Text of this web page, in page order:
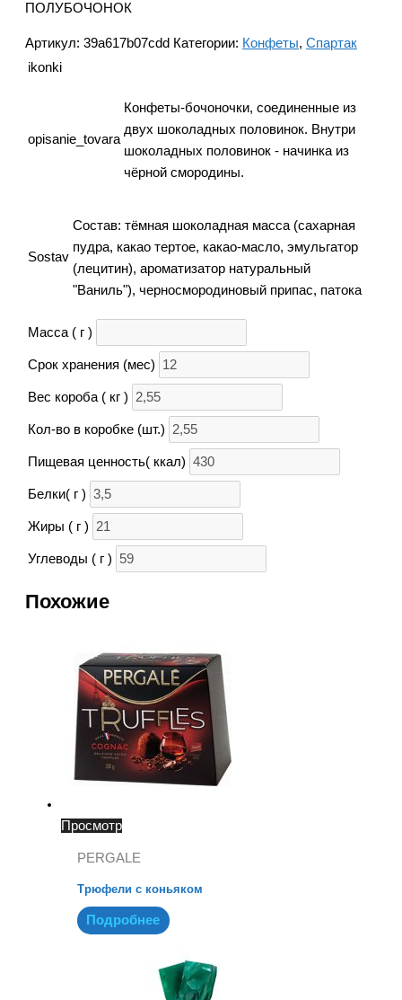
ПОЛУБОЧОНОК
Артикул: 39a617b07cdd Категории: Конфеты, Спартак
ikonki
opisanie_tovara
Конфеты-бочоночки, соединенные из
двух шоколадных половинок. Внутри
шоколадных половинок - начинка из
чёрной смородины.
Sostav
Состав: тёмная шоколадная масса (сахарная
пудра, какао тертое, какао-масло, эмульгатор
(лецитин), ароматизатор натуральный
"Ваниль"), черносмородиновый припас, патока
Масса ( г )
Срок хранения (мес)
Вес короба ( кг )
Кол-во в коробке (шт.)
Пищевая ценность( ккал)
Белки( г )
Жиры ( г )
Углеводы ( г )
Похожие
Просмотр
PERGALE
Трюфели с коньяком
Подробнее